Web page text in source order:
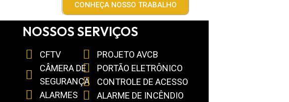
CONHEÇA NOSSO TRABALHO
NOSSOS SERVIÇOS
CFTV
CÂMERA DE
SEGURANÇA
ALARMES
PROJETO AVCB
PORTÃO ELETRÔNICO
CONTROLE DE ACESSO
ALARME DE INCÊNDIO